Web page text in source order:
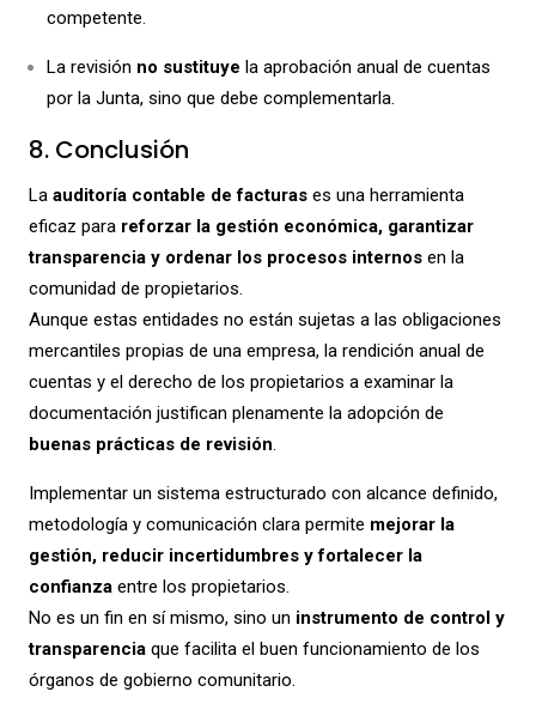
competente.
La revisión no sustituye la aprobación anual de cuentas
por la Junta, sino que debe complementarla.
8. Conclusión
La auditoría contable de facturases una herramienta
eficaz para reforzar la gestión económica, garantizar
transparencia y ordenar los procesos internosen la
comunidad de propietarios.
Aunque estas entidades no están sujetas a las obligaciones
mercantiles propias de una empresa, la rendición anual de
cuentas y el derecho de los propietarios a examinar la
documentación justifican plenamente la adopción de
buenas prácticas de revisión.
Implementar un sistema estructurado con alcance definido,
metodología y comunicación clara permite mejorar la
gestión, reducir incertidumbres y fortalecer la
confianzaentre los propietarios.
No es un fin en sí mismo, sino un instrumento de control y
transparenciaque facilita el buen funcionamiento de los
órganos de gobierno comunitario.